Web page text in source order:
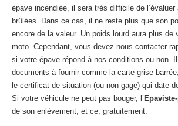
épave incendiée, il sera très difficile de
brûlées. Dans ce cas, il ne reste plus que son
encore de la valeur. Un poids lourd aura plus de
moto. Cependant, vous devez nous contacter
si votre épave répond à nos conditions ou non.
documents à fournir comme la carte grise
le certificat de situation (ou non-gage) qui date
Si votre véhicule ne peut pas bouger, l’
de son enlèvement, et ce, gratuitement.